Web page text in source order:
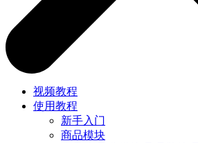
视频教程
使用教程
新手入门
商品模块